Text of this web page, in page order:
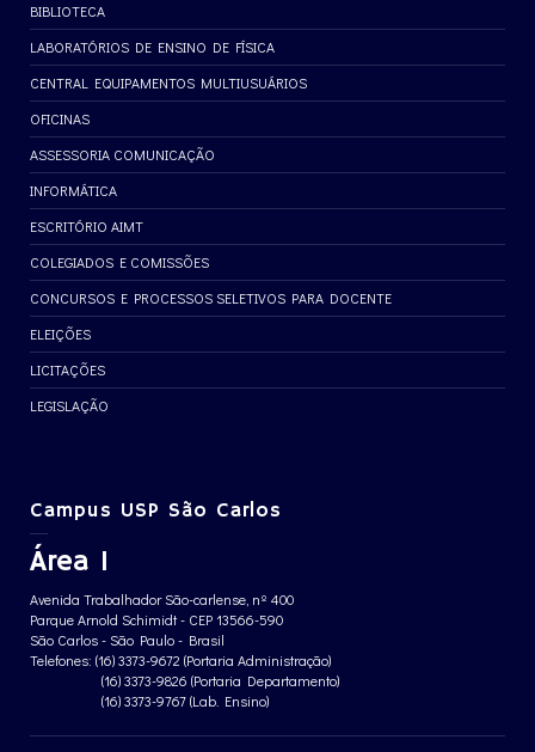
BIBLIOTECA
LABORATÓRIOS DE ENSINO DE FÍSICA
CENTRAL EQUIPAMENTOS MULTIUSUÁRIOS
OFICINAS
ASSESSORIA COMUNICAÇÃO
INFORMÁTICA
ESCRITÓRIO AIMT
COLEGIADOS E COMISSÕES
CONCURSOS E PROCESSOS SELETIVOS PARA DOCENTE
ELEIÇÕES
LICITAÇÕES
LEGISLAÇÃO
Campus USP São Carlos
Área 1
Avenida Trabalhador São-carlense, nº 400
Parque Arnold Schimidt - CEP 13566-590
São Carlos - São Paulo - Brasil
Telefones: (16) 3373-9672 (Portaria Administração)
(16) 3373-9826 (Portaria Departamento)
(16) 3373-9767 (Lab. Ensino)